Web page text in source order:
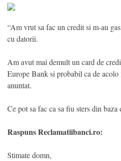
“Am vrut sa fac un credit si m-au
cu datorii.
Am avut mai demult un card de
Europe Bank si probabil ca de acolo
anuntat.
Ce pot sa fac ca sa fiu sters din
Raspuns Reclamatiibanci.ro:
Stimate domn,